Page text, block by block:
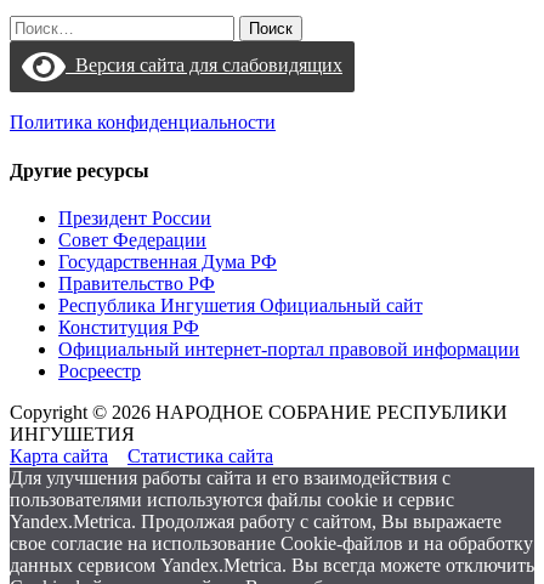
Найти:
Версия сайта для слабовидящих
Политика конфиденциальности
Другие ресурсы
Президент России
Совет Федерации
Государственная Дума РФ
Правительство РФ
Республика Ингушетия Официальный сайт
Конституция РФ
Официальный интернет-портал правовой информации
Росреестр
Copyright © 2026 НАРОДНОЕ СОБРАНИЕ РЕСПУБЛИКИ
ИНГУШЕТИЯ
Карта сайта
Статистика сайта
Для улучшения работы сайта и его взаимодействия с
пользователями используются файлы cookie и сервис
Yandex.Metrica. Продолжая работу с сайтом, Вы выражаете
свое согласие на использование Cookie-файлов и на обработку
данных сервисом Yandex.Metrica. Вы всегда можете отключить